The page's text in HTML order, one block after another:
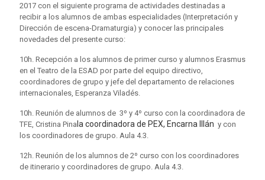
2017 con el siguiente programa de actividades destinadas a
recibir a los alumnos de ambas especialidades (Interpretación y
Dirección de escena-Dramaturgia) y conocer las principales
novedades del presente curso:
10h. Recepción a los alumnos de primer curso y alumnos Erasmus
en el Teatro de la ESAD por parte del equipo directivo,
coordinadores de grupo y jefe del departamento de relaciones
internacionales, Esperanza Viladés.
10h. Reunión de alumnos de 3º y 4º curso con la coordinadora de
TFE, Cristina Pina la coordinadora de PEX, Encarna Illán y con
los coordinadores de grupo. Aula 4.3.
12h. Reunión de los alumnos de 2º curso con los coordinadores
de itinerario y coordinadores de grupo. Aula 4.3.